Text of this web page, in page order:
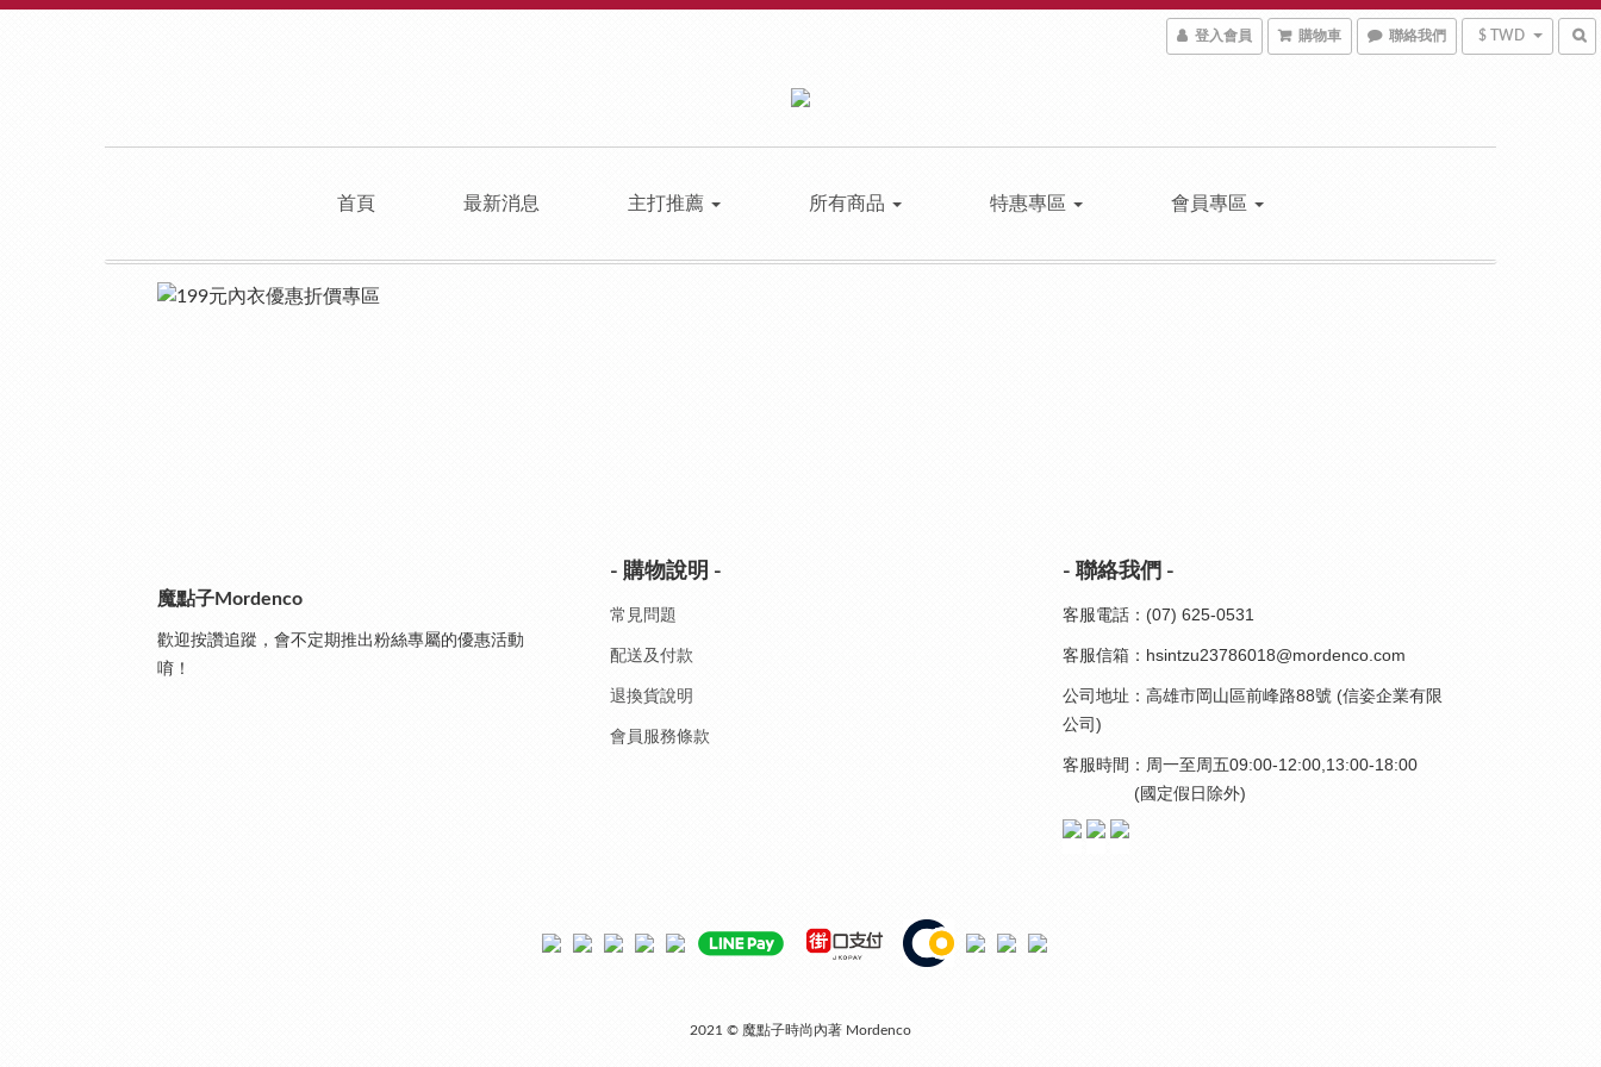
登入會員 購物車 聯絡我們 $ TWD
首頁 最新消息 主打推薦 所有商品 特惠專區 會員專區
魔點子Mordenco
歡迎按讚追蹤，會不定期推出粉絲專屬的優惠活動
唷！
- 購物說明 -
常見問題
配送及付款
退換貨說明
會員服務條款
- 聯絡我們 -
客服電話：(07) 625-0531
客服信箱：hsintzu23786018@mordenco.com
公司地址：高雄市岡山區前峰路88號 (信姿企業有限
公司)
客服時間：周一至周五09:00-12:00,13:00-18:00
(國定假日除外)
2021 © 魔點子時尚內著 Mordenco